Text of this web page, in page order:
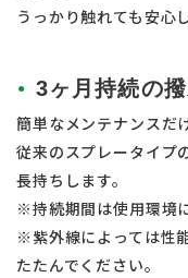
うっかり触れても安心
3ヶ月持続の
簡単なメンテナンスだ
従来のスプレータイプ
長持ちします。
※持続期間は使用環境
※紫外線によっては性
たたんでください。